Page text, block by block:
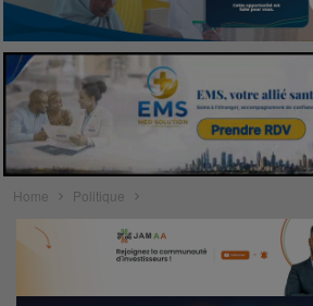
Home Politique